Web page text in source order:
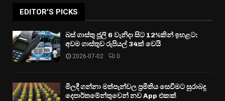
EDITOR'S PICKS
බස් ගාස්තු ජූලි 6 වැනිදා සිට 12%කින් ඉහළට:
අවම ගාස්තුව රුපියල් 34ක් වෙයි
2026-07-02 0
මිලදී ගන්නා මත්පැන්වල ප්‍රමිතිය සෙවීමට සුරාබදු
දෙපාර්තමේන්තුවෙන් නව App එකක්